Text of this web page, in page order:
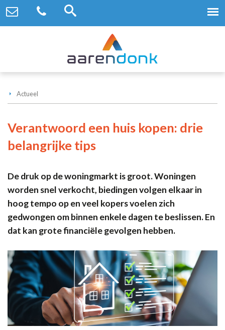
Actueel
Verantwoord een huis kopen: drie
belangrijke tips
De druk op de woningmarkt is groot. Woningen
worden snel verkocht, biedingen volgen elkaar in
hoog tempo op en veel kopers voelen zich
gedwongen om binnen enkele dagen te beslissen. En
dat kan grote financiële gevolgen hebben.